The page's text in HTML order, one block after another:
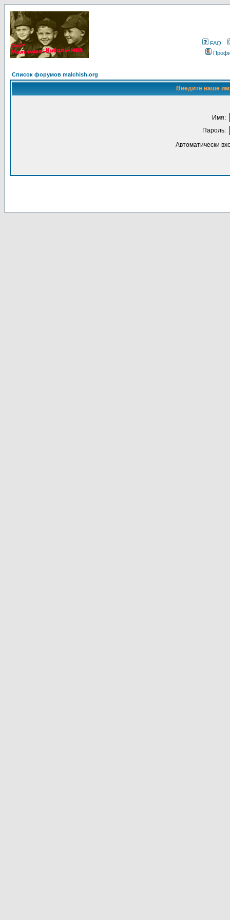
FAQ
Список форумов malchish.org
Введите ваше
Имя:
Пароль:
Автоматически